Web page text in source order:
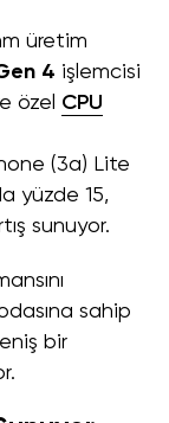
üretim
4 işlemcisi
özel CPU
(3a) Lite
yüzde 15,
sunuyor.
sahip
bir